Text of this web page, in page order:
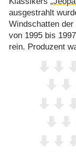
ausgestrahlt
Windschatten der
von 1995 bis 1997
rein. Produzent